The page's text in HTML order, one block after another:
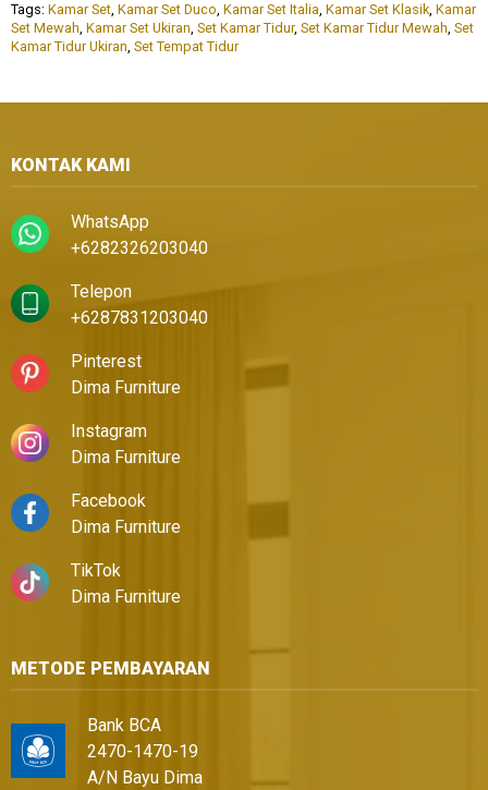
Tags: Kamar Set, Kamar Set Duco, Kamar Set Italia, Kamar Set Klasik, Kamar
Set Mewah, Kamar Set Ukiran, Set Kamar Tidur, Set Kamar Tidur Mewah, Set
Kamar Tidur Ukiran, Set Tempat Tidur
KONTAK KAMI
WhatsApp
+6282326203040
Telepon
+6287831203040
Pinterest
Dima Furniture
Instagram
Dima Furniture
Facebook
Dima Furniture
TikTok
Dima Furniture
METODE PEMBAYARAN
Bank BCA
2470-1470-19
A/N Bayu Dima